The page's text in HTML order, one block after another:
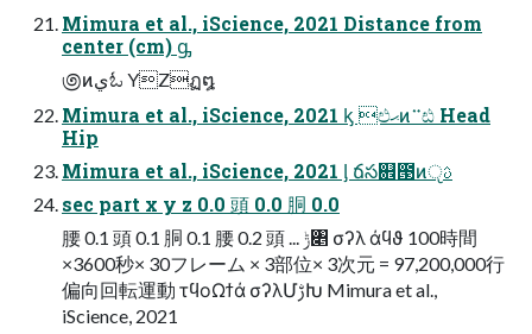
Mimura et al., iScience, 2021 Distance from
center (cm) ᶃ
಄ͷيಓ YZฏ໘
Mimura et al., iScience, 2021 ᶄ ඵޙͷ࠲ඪ Head
Hip
Mimura et al., iScience, 2021 ᶅ ճస଎౓ͷੵࢉ
sec part x y z 0.0 頭 0.0 胴 0.0
腰 0.1 頭 0.1 胴 0.1 腰 0.2 頭 ... ݱ৅ σʔλ άϥϑ 100時間
×3600秒× 30フレーム × 3部位× 3次元 = 97,200,000⾏
偏向回転運動 τϥοΩϯά σʔλՄࢹԽ Mimura et al.,
iScience, 2021